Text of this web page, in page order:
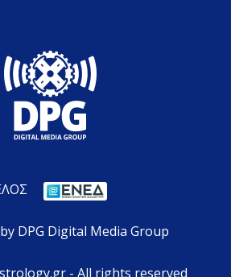
DPG Digital Media Group
- All rights reserved